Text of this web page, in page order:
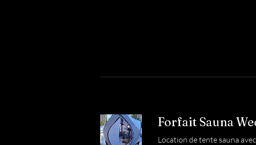
Forfait Sauna
Location de tente sauna